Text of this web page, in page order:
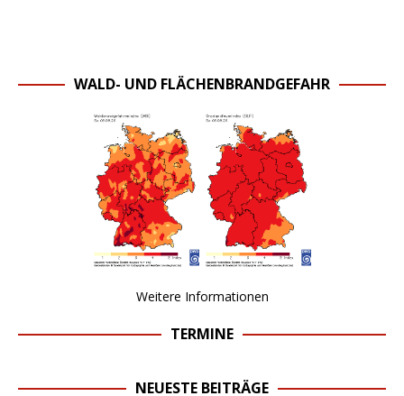
WALD- UND FLÄCHENBRANDGEFAHR
Weitere Informationen
TERMINE
NEUESTE BEITRÄGE